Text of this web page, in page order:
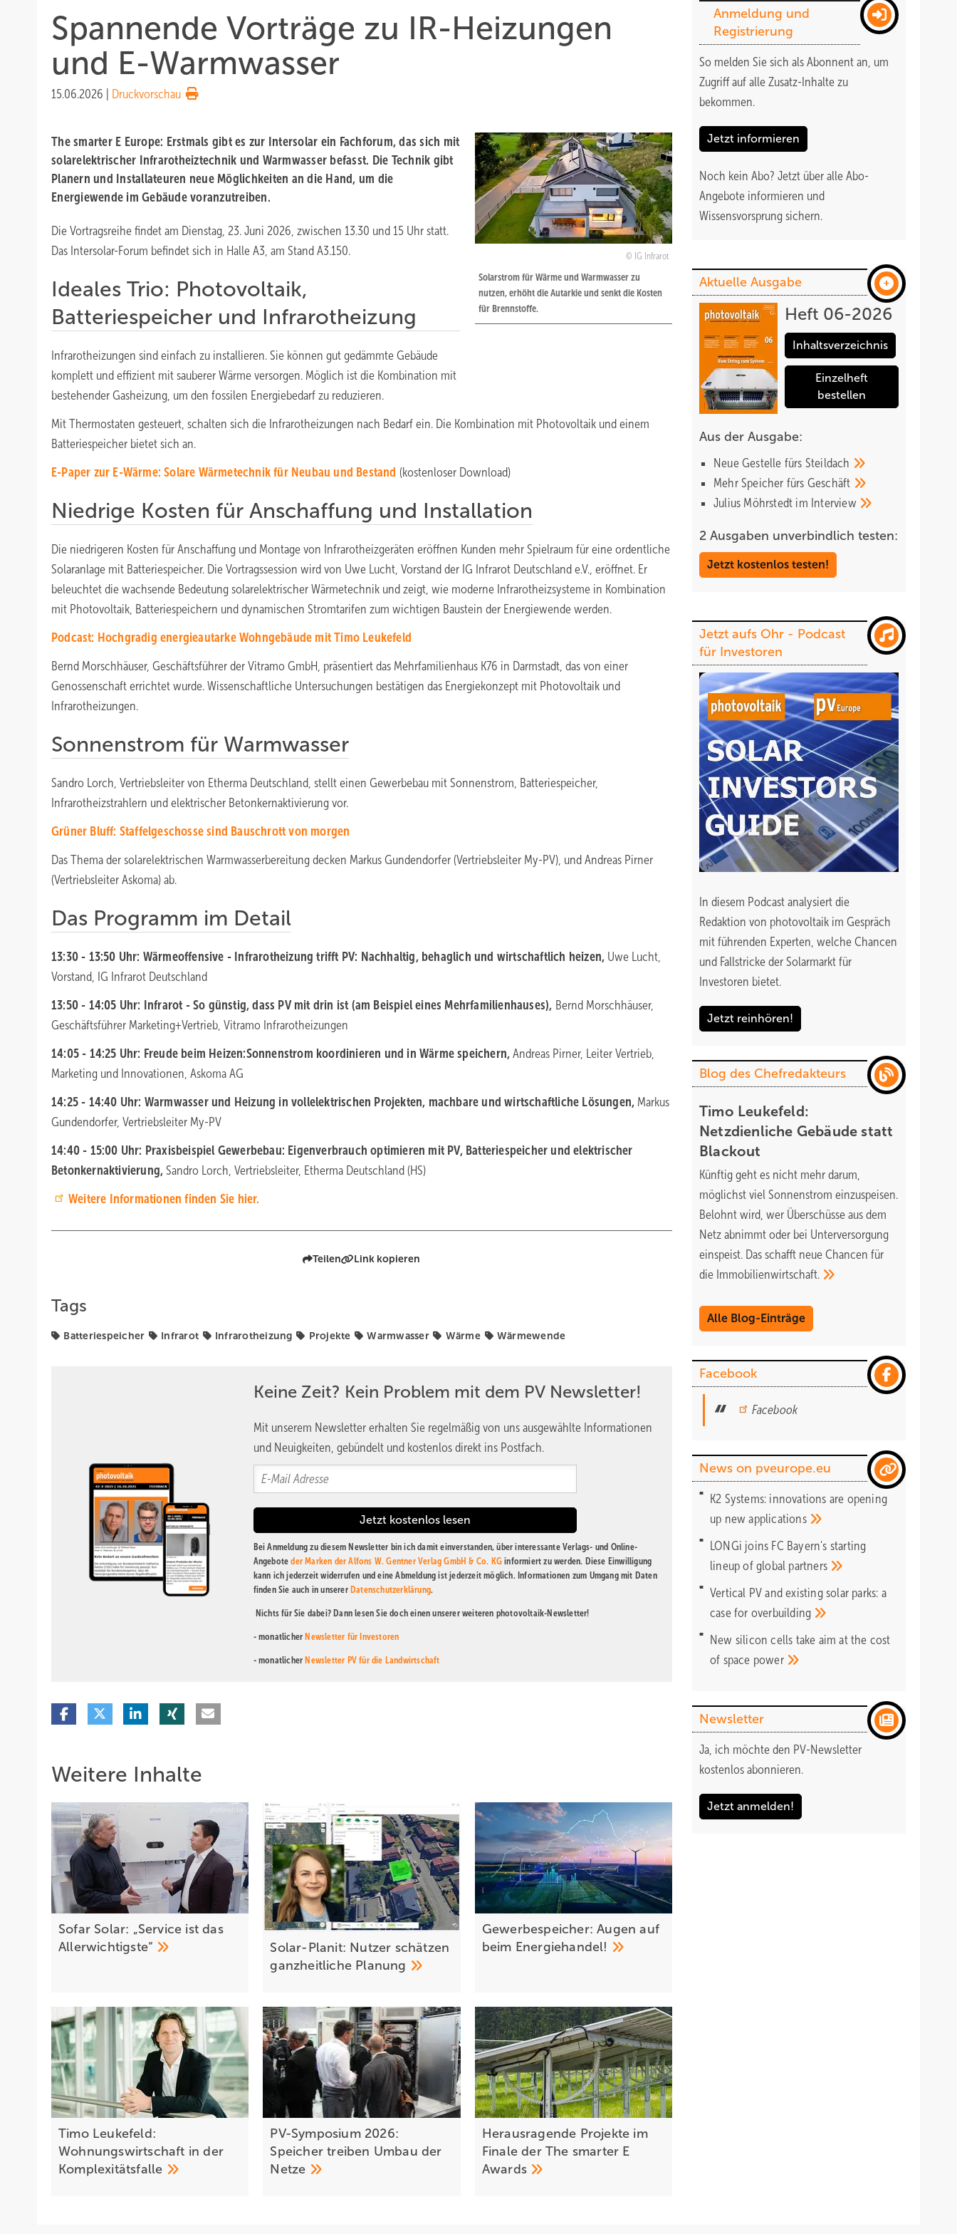
Spannende Vorträge zu IR-Heizungen
und E-Warmwasser
15.06.2026 Druckvorschau
IG Infrarot
Solarstrom für Wärme und Warmwasser zu
nutzen, erhöht die Autarkie und senkt die Kosten
für Brennstoffe.
The smarter E Europe: Erstmals gibt es zur Intersolar ein Fachforum, das sich mit
solarelektrischer Infrarotheiztechnik und Warmwasser befasst. Die Technik gibt
Planern und Installateuren neue Möglichkeiten an die Hand, um die
Energiewende im Gebäude voranzutreiben.
Die Vortragsreihe findet am Dienstag, 23. Juni 2026, zwischen 13.30 und 15 Uhr statt.
Das Intersolar-Forum befindet sich in Halle A3, am Stand A3.150.
Ideales Trio: Photovoltaik,
Batteriespeicher und Infrarotheizung
Infrarotheizungen sind einfach zu installieren. Sie können gut gedämmte Gebäude
komplett und effizient mit sauberer Wärme versorgen. Möglich ist die Kombination mit
bestehender Gasheizung, um den fossilen Energiebedarf zu reduzieren.
Mit Thermostaten gesteuert, schalten sich die Infrarotheizungen nach Bedarf ein. Die Kombination mit Photovoltaik und einem
Batteriespeicher bietet sich an.
E-Paper zur E-Wärme: Solare Wärmetechnik für Neubau und Bestand (kostenloser Download)
Niedrige Kosten für Anschaffung und Installation
Die niedrigeren Kosten für Anschaffung und Montage von Infrarotheizgeräten eröffnen Kunden mehr Spielraum für eine ordentliche
Solaranlage mit Batteriespeicher. Die Vortragssession wird von Uwe Lucht, Vorstand der IG Infrarot Deutschland e.V., eröffnet. Er
beleuchtet die wachsende Bedeutung solarelektrischer Wärmetechnik und zeigt, wie moderne Infrarotheizsysteme in Kombination
mit Photovoltaik, Batteriespeichern und dynamischen Stromtarifen zum wichtigen Baustein der Energiewende werden.
Podcast: Hochgradig energieautarke Wohngebäude mit Timo Leukefeld
Bernd Morschhäuser, Geschäftsführer der Vitramo GmbH, präsentiert das Mehrfamilienhaus K76 in Darmstadt, das von einer
Genossenschaft errichtet wurde. Wissenschaftliche Untersuchungen bestätigen das Energiekonzept mit Photovoltaik und
Infrarotheizungen.
Sonnenstrom für Warmwasser
Sandro Lorch, Vertriebsleiter von Etherma Deutschland, stellt einen Gewerbebau mit Sonnenstrom, Batteriespeicher,
Infrarotheizstrahlern und elektrischer Betonkernaktivierung vor.
Grüner Bluff: Staffelgeschosse sind Bauschrott von morgen
Das Thema der solarelektrischen Warmwasserbereitung decken Markus Gundendorfer (Vertriebsleiter My-PV), und Andreas Pirner
(Vertriebsleiter Askoma) ab.
Das Programm im Detail
13:30 - 13:50 Uhr: Wärmeoffensive - Infrarotheizung trifft PV: Nachhaltig, behaglich und wirtschaftlich heizen, Uwe Lucht,
Vorstand, IG Infrarot Deutschland
13:50 - 14:05 Uhr: Infrarot - So günstig, dass PV mit drin ist (am Beispiel eines Mehrfamilienhauses), Bernd Morschhäuser,
Geschäftsführer Marketing+Vertrieb, Vitramo Infrarotheizungen
14:05 - 14:25 Uhr: Freude beim Heizen:Sonnenstrom koordinieren und in Wärme speichern,Andreas Pirner, Leiter Vertrieb,
Marketing und Innovationen, Askoma AG
14:25 - 14:40 Uhr: Warmwasser und Heizung in vollelektrischen Projekten, machbare und wirtschaftliche Lösungen, Markus
Gundendorfer, Vertriebsleiter My-PV
14:40 - 15:00 Uhr: Praxisbeispiel Gewerbebau: Eigenverbrauch optimieren mit PV, Batteriespeicher und elektrischer
Betonkernaktivierung,Sandro Lorch, Vertriebsleiter, Etherma Deutschland (HS)
Weitere Informationen finden Sie hier.
Teilen Link kopieren
Tags
Batteriespeicher Infrarot Infrarotheizung Projekte Warmwasser Wärme Wärmewende
Keine Zeit? Kein Problem mit dem PV Newsletter!
Mit unserem Newsletter erhalten Sie regelmäßig von uns ausgewählte Informationen
und Neuigkeiten, gebündelt und kostenlos direkt ins Postfach.
Bei Anmeldung zu diesem Newsletter bin ich damit einverstanden, über interessante Verlags- und Online-
Angeboteder Marken der Alfons W. Gentner Verlag GmbH & Co. KG informiert zu werden. Diese Einwilligung
kann ich jederzeit widerrufen und eine Abmeldung ist jederzeit möglich. Informationen zum Umgang mit Daten
finden Sie auch in unserer Datenschutzerklärung.
Nichts für Sie dabei? Dann lesen Sie doch einen unserer weiteren photovoltaik-Newsletter!
- monatlicher Newsletter für Investoren
- monatlicher Newsletter PV für die Landwirtschaft
Weitere Inhalte
Sofar Solar: „Service ist das
Allerwichtigste“
Solar-Planit: Nutzer schätzen
ganzheitliche Planung
Gewerbespeicher: Augen auf
beim Energiehandel!
Timo Leukefeld:
Wohnungswirtschaft in der
Komplexitätsfalle
PV-Symposium 2026:
Speicher treiben Umbau der
Netze
Herausragende Projekte im
Finale der The smarter E
Awards
Anmeldung und
Registrierung
So melden Sie sich als Abonnent an, um
Zugriff auf alle Zusatz-Inhalte zu
bekommen.
Jetzt informieren
Noch kein Abo? Jetzt über alle Abo-
Angebote informieren und
Wissensvorsprung sichern.
Aktuelle Ausgabe
Heft 06-2026
Inhaltsverzeichnis
Einzelheft
bestellen
Aus der Ausgabe:
Neue Gestelle fürs Steildach
Mehr Speicher fürs Geschäft
Julius Möhrstedt im Interview
2 Ausgaben unverbindlich testen:
Jetzt kostenlos testen!
Jetzt aufs Ohr - Podcast
für Investoren
In diesem Podcast analysiert die
Redaktion von photovoltaik im Gespräch
mit führenden Experten, welche Chancen
und Fallstricke der Solarmarkt für
Investoren bietet.
Jetzt reinhören!
Blog des Chefredakteurs
Timo Leukefeld:
Netzdienliche Gebäude statt
Blackout
Künftig geht es nicht mehr darum,
möglichst viel Sonnenstrom einzuspeisen.
Belohnt wird, wer Überschüsse aus dem
Netz abnimmt oder bei Unterversorgung
einspeist. Das schafft neue Chancen für
die Immobilienwirtschaft.
Alle Blog-Einträge
Facebook
Facebook
News on pveurope.eu
K2 Systems: innovations are opening
up newapplications
LONGi joins FC Bayern's starting
lineup of global partners
Vertical PV and existing solar parks: a
case for overbuilding
New silicon cells take aim at the cost
of space power
Newsletter
Ja, ich möchte den PV-Newsletter
kostenlos abonnieren.
Jetzt anmelden!